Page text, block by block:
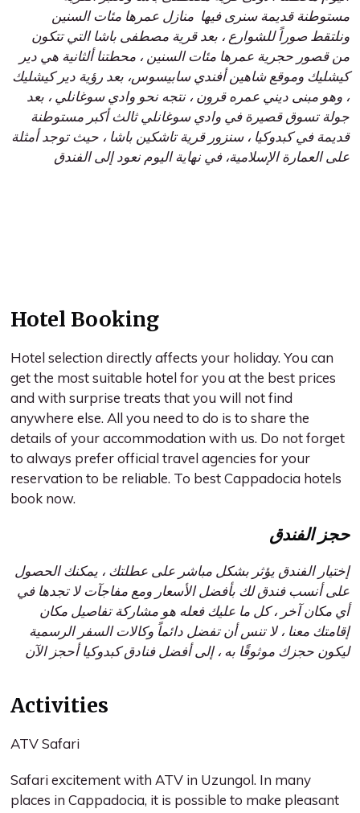
مستوطنة قديمة سنرى فيها منازل عمرها مئات السنين
ونلتقط صوراً للشوارع ، بعد قرية مصطفى باشا التي تتكون
من قصور حجرية عمرها مئات السنين ، محطتنا ألثانية هي دير
كيشليك وموقع شاهين أفندي سابيسوس، بعد رؤية دير كيشليك
، وهو مبنى ديني عمره قرون ، نتجه نحو وادي سوغانلي ، بعد
جولة تسوق قصيرة في وادي سوغانلي ثالث أكبر مستوطنة
قديمة في كبدوكيا ، سنزور قرية تاشكين باشا ، حيث توجد أمثلة
على العمارة الإسلامية، في نهاية اليوم نعود إلى الفندق
Hotel Booking
Hotel selection directly affects your holiday. You can
get the most suitable hotel for you at the best prices
and with surprise treats that you will not find
anywhere else. All you need to do is to share the
details of your accommodation with us. Do not forget
to always prefer official travel agencies for your
reservation to be reliable. To best Cappadocia hotels
book now.
حجز الفندق
إختيار الفندق يؤثر بشكل مباشر على عطلتك ، يمكنك الحصول
على أنسب فندق لك بأفضل الأسعار ومع مفاجآت لا تجدها في
أي مكان آخر ، كل ما عليك فعله هو مشاركة تفاصيل مكان
إقامتك معنا ، لا تنس أن تفضل دائماً وكالات السفر الرسمية
ليكون حجزك موثوقًا به ، إلى أفضل فنادق كبدوكيا أحجز الآن
Activities
ATV Safari
Safari excitement with ATV in Uzungol. In many
places in Cappadocia, it is possible to make pleasant